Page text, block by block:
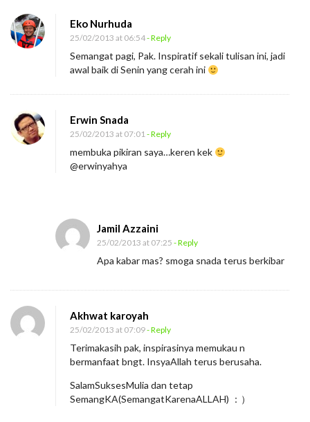
Eko Nurhuda
25/02/2013 at 06:54- Reply
Semangat pagi, Pak. Inspiratif sekali tulisan ini, jadi
awal baik di Senin yang cerah ini
Erwin Snada
25/02/2013 at 07:01- Reply
membuka pikiran saya…keren kek
@erwinyahya
Jamil Azzaini
25/02/2013 at 07:25 - Reply
Apa kabar mas? smoga snada terus berkibar
Akhwat karoyah
25/02/2013 at 07:09- Reply
Terimakasih pak, inspirasinya memukau n
bermanfaat bngt. InsyaAllah terus berusaha.
SalamSuksesMulia dan tetap
SemangKA(SemangatKarenaALLAH) ：）